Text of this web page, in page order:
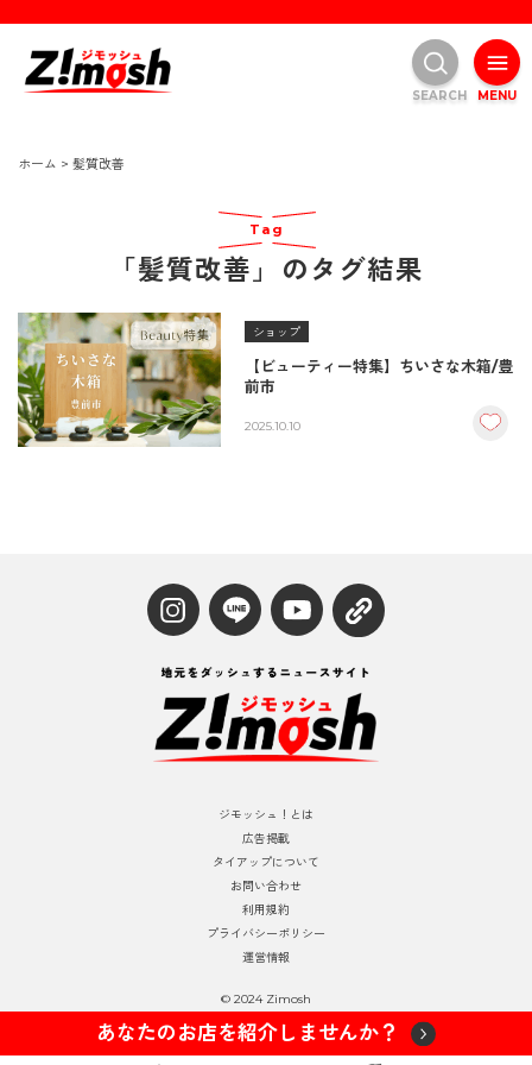
ホーム > 髪質改善
Tag
「髪質改善」のタグ結果
ショップ
【ビューティー特集】ちいさな木箱/豊
前市
2025.10.10
ジモッシュ！とは
広告掲載
タイアップについて
お問い合わせ
利用規約
プライバシーポリシー
運営情報
© 2024 Zimosh
あなたのお店を紹介しませんか？
MENU
SEARCH